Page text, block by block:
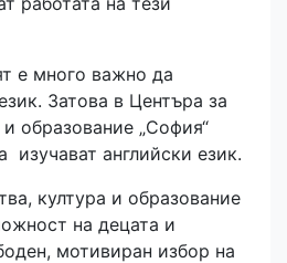
е много важно да
Затова в Центъра за
образование „София“
изучават английски език.
култура и образование
на децата и
мотивиран избор на